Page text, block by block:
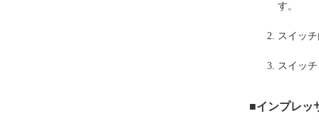
す。
スイッ
スイッ
■インプレッ